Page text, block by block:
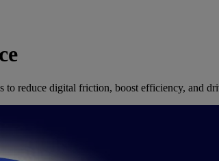
reduce digital friction, boost efficiency, and